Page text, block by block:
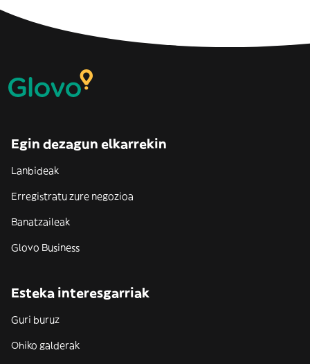
Egin dezagun elkarrekin
Lanbideak
Erregistratu zure negozioa
Banatzaileak
Glovo Business
Esteka interesgarriak
Guri buruz
Ohiko galderak